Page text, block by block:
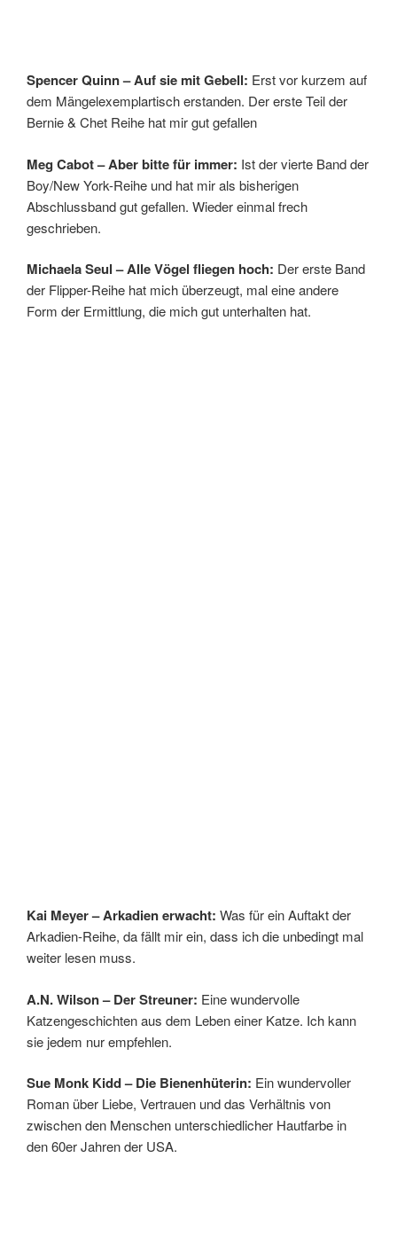
Spencer Quinn – Auf sie mit Gebell: Erst vor kurzem auf
dem Mängelexemplartisch erstanden. Der erste Teil der
Bernie & Chet Reihe hat mir gut gefallen
Meg Cabot – Aber bitte für immer: Ist der vierte Band der
Boy/New York-Reihe und hat mir als bisherigen
Abschlussband gut gefallen. Wieder einmal frech
geschrieben.
Michaela Seul – Alle Vögel fliegen hoch: Der erste Band
der Flipper-Reihe hat mich überzeugt, mal eine andere
Form der Ermittlung, die mich gut unterhalten hat.
Kai Meyer – Arkadien erwacht: Was für ein Auftakt der
Arkadien-Reihe, da fällt mir ein, dass ich die unbedingt mal
weiter lesen muss.
A.N. Wilson – Der Streuner: Eine wundervolle
Katzengeschichten aus dem Leben einer Katze. Ich kann
sie jedem nur empfehlen.
Sue Monk Kidd – Die Bienenhüterin: Ein wundervoller
Roman über Liebe, Vertrauen und das Verhältnis von
zwischen den Menschen unterschiedlicher Hautfarbe in
den 60er Jahren der USA.